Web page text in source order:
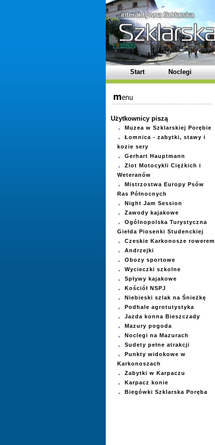
Start Noclegi
Użytkownicy piszą
Muzea w Szklarskiej Porębie
Łomnica - zabytki, stawy i
kozie sery
Gerhart Hauptmann
Zlot Motocykli Ciężkich i
Weteranów
Mistrzostwa Europy Psów
Ras Północnych
Night Jam Session
Zawody kajakowe
Ogólnopolska Turystyczna
Giełda Piosenki Studenckiej
Czeskie Karkonosze rowerem
Andrzejki
Obozy sportowe
Wycieczki szkolne
Spływy kajakowe
Kościół NSPJ
Niebieski szlak na Śnieżkę
Podhale agrotutystyka
Jazda konna Bieszczady
Mazury pogoda
Noclegi na Mazurach
Sudety pełne atrakcji
Punkty widokowe w
Karkonoszach
Zabytki w Karpaczu
Karpacz konie
Biegówki Szklarska Poręba